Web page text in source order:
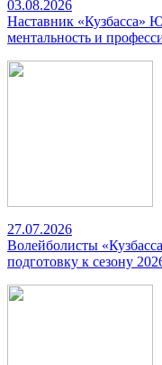
03.08.2026
Наставник «Кузбасса»
ментальность и
27.07.2026
Волейболисты
подготовку к сезону